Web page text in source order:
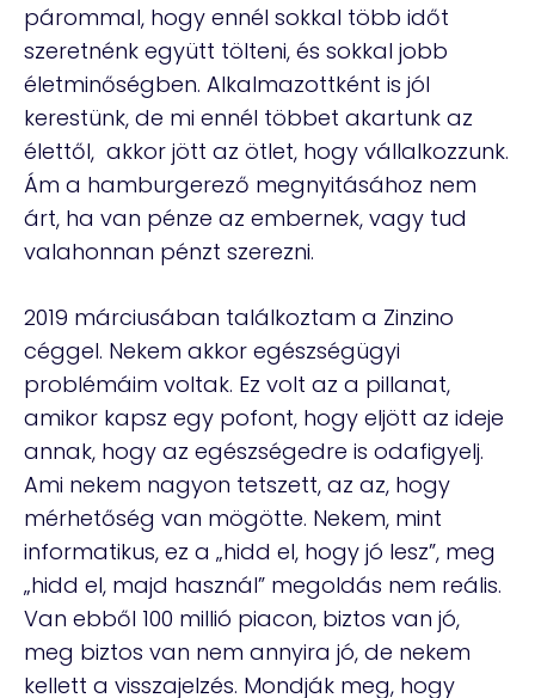
párommal, hogy ennél sokkal több időt
szeretnénk együtt tölteni, és sokkal jobb
életminőségben. Alkalmazottként is jól
kerestünk, de mi ennél többet akartunk az
élettől, akkor jött az ötlet, hogy vállalkozzunk.
Ám a hamburgerező megnyitásához nem
árt, ha van pénze az embernek, vagy tud
valahonnan pénzt szerezni.
2019 márciusában találkoztam a Zinzino
céggel. Nekem akkor egészségügyi
problémáim voltak. Ez volt az a pillanat,
amikor kapsz egy pofont, hogy eljött az ideje
annak, hogy az egészségedre is odafigyelj.
Ami nekem nagyon tetszett, az az, hogy
mérhetőség van mögötte. Nekem, mint
informatikus, ez a „hidd el, hogy jó lesz”, meg
„hidd el, majd használ” megoldás nem reális.
Van ebből 100 millió piacon, biztos van jó,
meg biztos van nem annyira jó, de nekem
kellett a visszajelzés. Mondják meg, hogy